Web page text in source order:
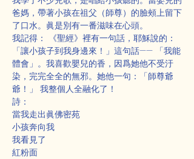
爸媽，帶著小孩在祖父（師尊）的臉頰上留下
了口水。眞是別有一番滋味在心頭。
我記得： 《聖經》裡有一句話，耶穌說的：
「讓小孩子到我身邊來！」這句話—— 「我能
體會」。我喜歡嬰兒的香，因爲她他不受汙
染，完完全全的無邪。她他一句：「師尊爺
爺！」 我整個人全融化了！
詩：
當我走出眞佛密苑
小孩奔向我
我看見了
紅粉面